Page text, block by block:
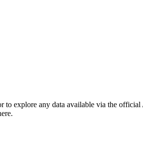
to explore any data available via the